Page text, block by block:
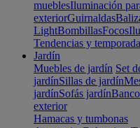
mueblesIluminación
exteriorGuirnaldas
LightBombillasFocos
Tendencias y
Jardín
Muebles de jardín Set
jardínSillas de jardín
jardínSofás jardín
exterior
Hamacas y tumbonas